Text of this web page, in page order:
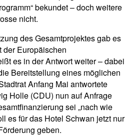
bekundet – doch weitere
nicht.
des Gesamtprojektes gab es
der Europäischen
es in der Antwort weiter – dabei
Bereitstellung eines möglichen
Anfang Mai antwortete
Holle (CDU) nun auf Anfrage
sei „nach wie
es für das Hotel Schwan jetzt nur
geben.